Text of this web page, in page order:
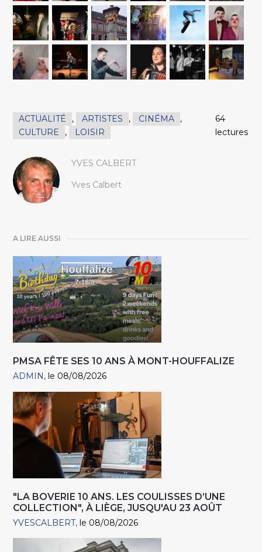
ACTUALITÉ , ARTISTES , CINÉMA
,
CULTURE
, LOISIR
64
lectures
YVES CALBERT
Yves Calbert
A LIRE AUSSI
PMSA FÊTE SES 10 ANS À MONT-HOUFFALIZE
ADMIN le 08/08/2026
"LA BOVERIE 10 ANS. LES COULISSES D’UNE
COLLECTION", À LIÈGE, JUSQU'AU 23 AOÛT
YVESCALBERT le 08/08/2026